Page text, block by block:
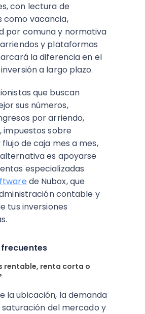
con lectura de
como vacancia,
por comuna y normativa
y plataformas
la diferencia en el
a largo plazo.​
que buscan
sus números,
por arriendo,
impuestos sobre
de caja mes a mes,
es apoyarse
especializadas
de Nubox, que
contable y
tus inversiones
rentable, renta corta o
la ubicación, la demanda
del mercado y